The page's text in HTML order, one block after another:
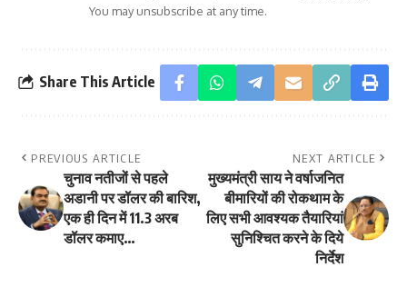
You may unsubscribe at any time.
Share This Article
PREVIOUS ARTICLE
चुनाव नतीजों से पहले
अडानी पर डॉलर की बारिश,
एक ही दिन में 11.3 अरब
डॉलर कमाए…
NEXT ARTICLE
मुख्यमंत्री साय ने वर्षाजनित
बीमारियों की रोकथाम के
लिए सभी आवश्यक तैयारियां
सुनिश्चित करने के दिये
निर्देश